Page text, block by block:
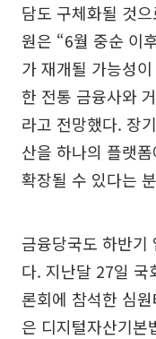
담도 구체화될 것
원은 “6월 중순 이
가 재개될 가능성
한 전통 금융사와
라고 전망했다. 장
산을 하나의 플랫
확장될 수 있다는
금융당국도 하반기
다. 지난달 27일 국
론회에 참석한 심
은 디지털자산기본